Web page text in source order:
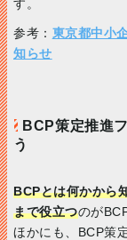
す。
参考： 東京都中小
知らせ
BCP策定推進
う
BCPとは何かから
まで役立つのが
ほかにも、BCP策